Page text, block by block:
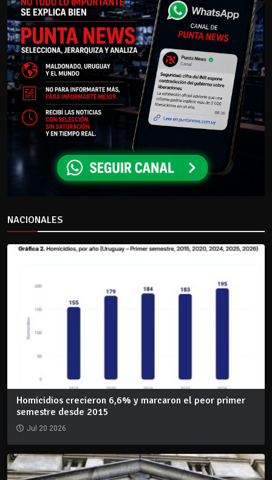
NACIONALES
Homicidios crecieron 6,6% y marcaron el peor primer
semestre desde 2015
Jul 20 2026